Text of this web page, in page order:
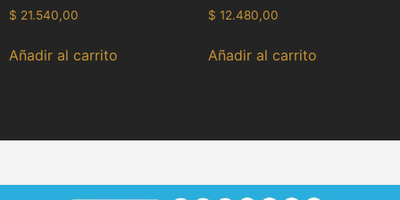
$ 21.540,00
Añadir al carrito
$ 12.480,00
Añadir al carrito